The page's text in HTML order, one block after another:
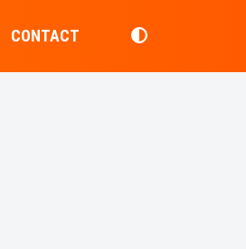
CONTACT